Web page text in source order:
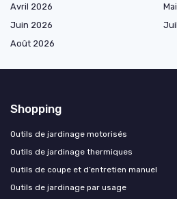
Avril 2026
Juin 2026
Août 2026
Shopping
Outils de jardinage motorisés
Outils de jardinage thermiques
Outils de coupe et d’entretien manuel
Outils de jardinage par usage